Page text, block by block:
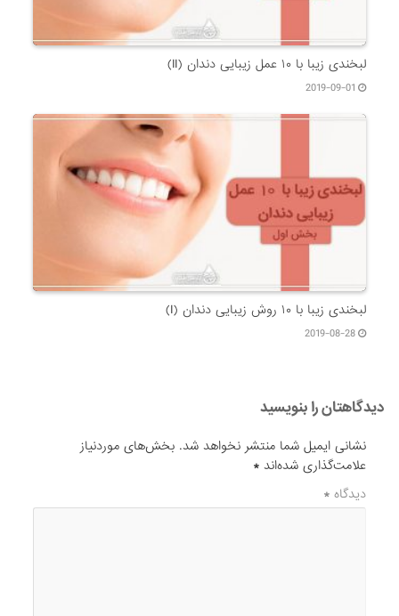
لبخندی زیبا با ۱۰ عمل زیبایی دندان (II)
2019-09-01
لبخندی زیبا با ۱۰ روش زیبایی دندان (I)
2019-08-28
دیدگاهتان را بنویسید
نشانی ایمیل شما منتشر نخواهد شد. بخش‌های موردنیاز
علامت‌گذاری شده‌اند*
دیدگاه*